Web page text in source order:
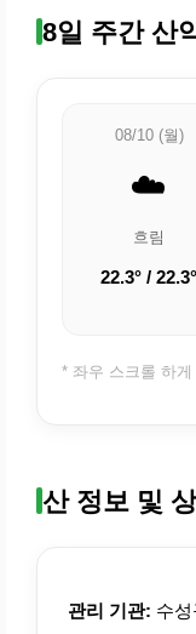
8일 주간 산
08/10 (월)
☁️
흐림
22.3° / 22.3°
* 좌우 스크롤 하
산 정보 및
관리 기관: 수성